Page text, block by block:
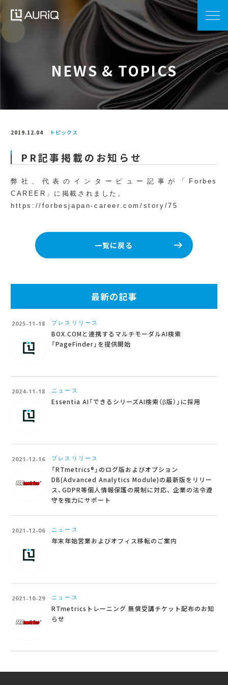
NEWS & TOPICS
2019.12.04 トピックス
PR記事掲載のお知らせ
弊社、代表のインタービュー記事が「Forbes
CAREER」に掲載されました。
https://forbesjapan-career.com/story/75
一覧に戻る
最新の記事
2025-11-18 プレスリリース
BOX.COMと連携するマルチモーダルAI検索
「PageFinder」を提供開始
2024-11-18 ニュース
Essentia AI「できるシリーズAI検索（β版）」に採用
2021-12-16 プレスリリース
「RTmetrics®」のログ版およびオプション
DB(Advanced Analytics Module)の最新版をリリー
ス、GDPR等個人情報保護の規制に対応、 企業の法令遵
守を強力にサポート
2021-12-06 ニュース
年末年始営業およびオフィス移転のご案内
2021-10-29 ニュース
RTmetricsトレーニング 無償受講チケット配布のお知
らせ